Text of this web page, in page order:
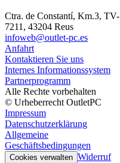
Ctra. de Constantí, Km.3, TV-
7211, 43204 Reus
infoweb@outlet-pc.es
Anfahrt
Kontaktieren Sie uns
Internes Informationssystem
Partnerprogramm
Alle Rechte vorbehalten
© Urheberrecht OutletPC
Impressum
Datenschutzerklärung
Allgemeine
Geschäftsbedingungen
Cookies verwalten Widerruf